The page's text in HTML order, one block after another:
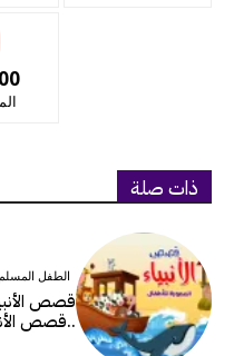
ذات صلة
الطفل المسلم
قصص
..قصص